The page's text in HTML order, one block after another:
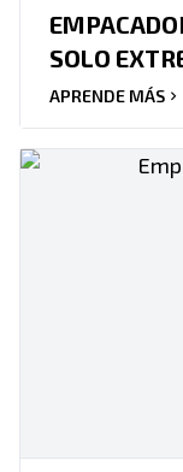
SOLO
APRENDE MÁS